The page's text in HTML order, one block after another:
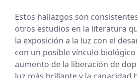
Estos hallazgos son
otros estudios en la literatura
la exposición a la luz con el
con un posible vínculo
aumento de la liberación de